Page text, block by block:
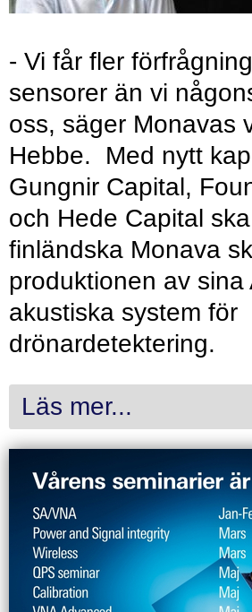
- Vi får fler
sensorer än vi
oss, säger Monavas
Hebbe. Med nytt
Gungnir Capital,
och Hede Capital
finländska Monava
produktionen av sina
akustiska system för
drönardetektering.
Läs mer...